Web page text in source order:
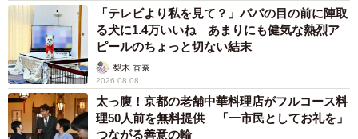
2026.08.07
3児の母 43歳女優の肩見せコーデでファンざ
わざわ 「色っぽすぎて思わず二度見」「むっ
かしからずっと可愛い」
まいどなトピック
2026.08.07
あのちゃん、雨の日のショーパン姿に「雨が似